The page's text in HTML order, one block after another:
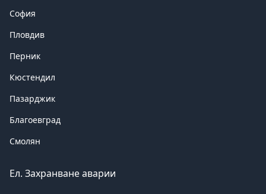
София
Пловдив
Перник
Кюстендил
Пазарджик
Благоевград
Смолян
Ел. Захранване аварии